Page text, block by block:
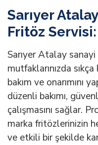
Sarıyer
Fritöz Servisi:
Sarıyer Atalay
mutfaklarınızda
bakım ve onarımını
düzenli bakımı,
çalışmasını sağlar.
marka fritözlerinizin
ve etkili bir şekilde